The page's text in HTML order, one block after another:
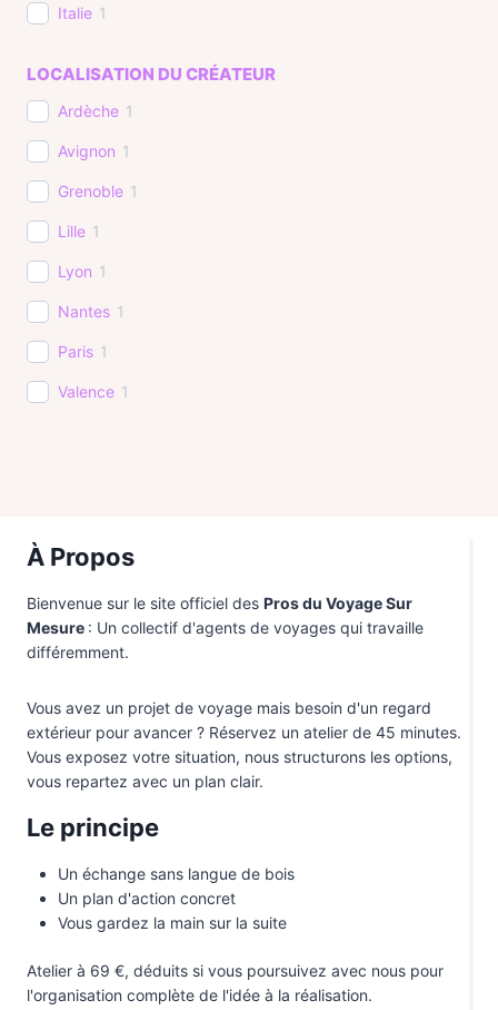
Italie 1
Sri Lanka
Thaïlande 1
Vietnam 2
LOCALISATION DU CRÉATEUR
Ardèche 1
Avignon 1
Grenoble 1
Lille 1
Lyon 1
Nantes 1
Paris 1
Valence 1
À Propos
Bienvenue sur le site officiel des Pros du Voyage Sur
Mesure : Un collectif d'agents de voyages qui travaille
différemment.
Vous avez un projet de voyage mais besoin d'un regard
extérieur pour avancer ? Réservez un atelier de 45 minutes.
Vous exposez votre situation, nous structurons les options,
vous repartez avec un plan clair.
Le principe
Un échange sans langue de bois
Un plan d'action concret
Vous gardez la main sur la suite
Atelier à 69 €, déduits si vous poursuivez avec nous pour
l'organisation complète de l'idée à la réalisation.